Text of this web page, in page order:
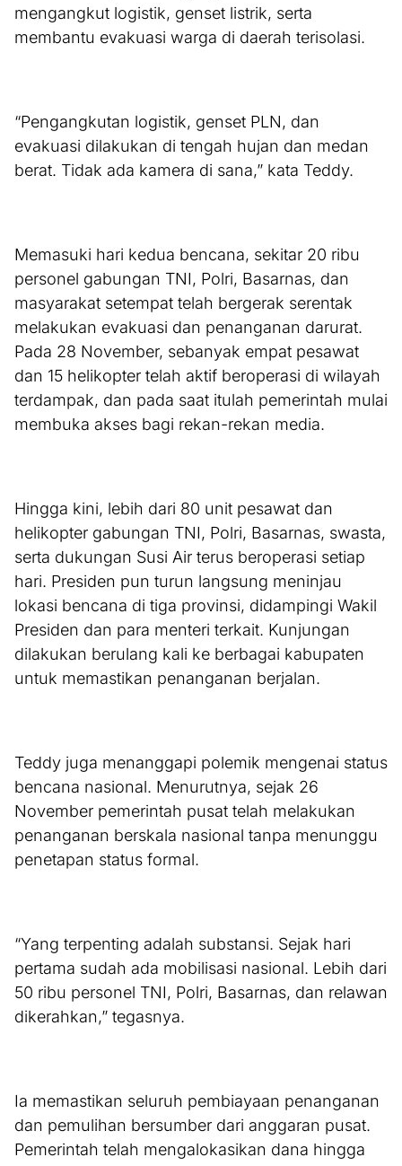
mengangkut logistik, genset listrik, serta
membantu evakuasi warga di daerah terisolasi.
“Pengangkutan logistik, genset PLN, dan
evakuasi dilakukan di tengah hujan dan medan
berat. Tidak ada kamera di sana,” kata Teddy.
Memasuki hari kedua bencana, sekitar 20 ribu
personel gabungan TNI, Polri, Basarnas, dan
masyarakat setempat telah bergerak serentak
melakukan evakuasi dan penanganan darurat.
Pada 28 November, sebanyak empat pesawat
dan 15 helikopter telah aktif beroperasi di wilayah
terdampak, dan pada saat itulah pemerintah mulai
membuka akses bagi rekan-rekan media.
Hingga kini, lebih dari 80 unit pesawat dan
helikopter gabungan TNI, Polri, Basarnas, swasta,
serta dukungan Susi Air terus beroperasi setiap
hari. Presiden pun turun langsung meninjau
lokasi bencana di tiga provinsi, didampingi Wakil
Presiden dan para menteri terkait. Kunjungan
dilakukan berulang kali ke berbagai kabupaten
untuk memastikan penanganan berjalan.
Teddy juga menanggapi polemik mengenai status
bencana nasional. Menurutnya, sejak 26
November pemerintah pusat telah melakukan
penanganan berskala nasional tanpa menunggu
penetapan status formal.
“Yang terpenting adalah substansi. Sejak hari
pertama sudah ada mobilisasi nasional. Lebih dari
50 ribu personel TNI, Polri, Basarnas, dan relawan
dikerahkan,” tegasnya.
Ia memastikan seluruh pembiayaan penanganan
dan pemulihan bersumber dari anggaran pusat.
Pemerintah telah mengalokasikan dana hingga